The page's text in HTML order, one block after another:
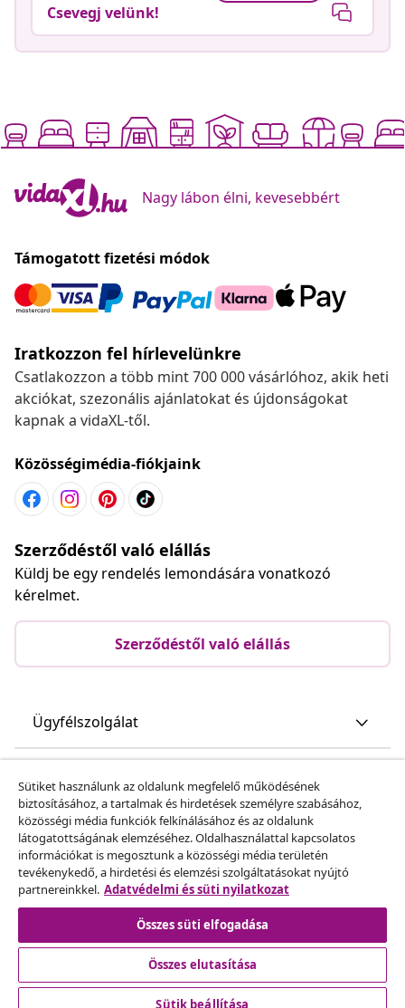
Csevegj velünk!
Nagy lábon élni, kevesebbért
Támogatott fizetési módok
Iratkozzon fel hírlevelünkre
Csatlakozzon a több mint 700 000 vásárlóhoz, akik heti
akciókat, szezonális ajánlatokat és újdonságokat
kapnak a vidaXL-től.
Közösségimédia-fiókjaink
Szerződéstől való elállás
Küldj be egy rendelés lemondására vonatkozó
kérelmet.
Szerződéstől való elállás
Ügyfélszolgálat
vidaXL
Fedezz fel többet
Sütiket használunk az oldalunk megfelelő működésének
biztosításához, a tartalmak és hirdetések személyre szabásához,
közösségi média funkciók felkínálásához és az oldalunk
látogatottságának elemzéséhez. Oldalhasználattal kapcsolatos
információkat is megosztunk a közösségi média területén
tevékenykedő, a hirdetési és elemzési szolgáltatásokat nyújtó
partnereinkkel. Adatvédelmi és süti nyilatkozat
Összes süti elfogadása
Összes elutasítása
Sütik beállítása